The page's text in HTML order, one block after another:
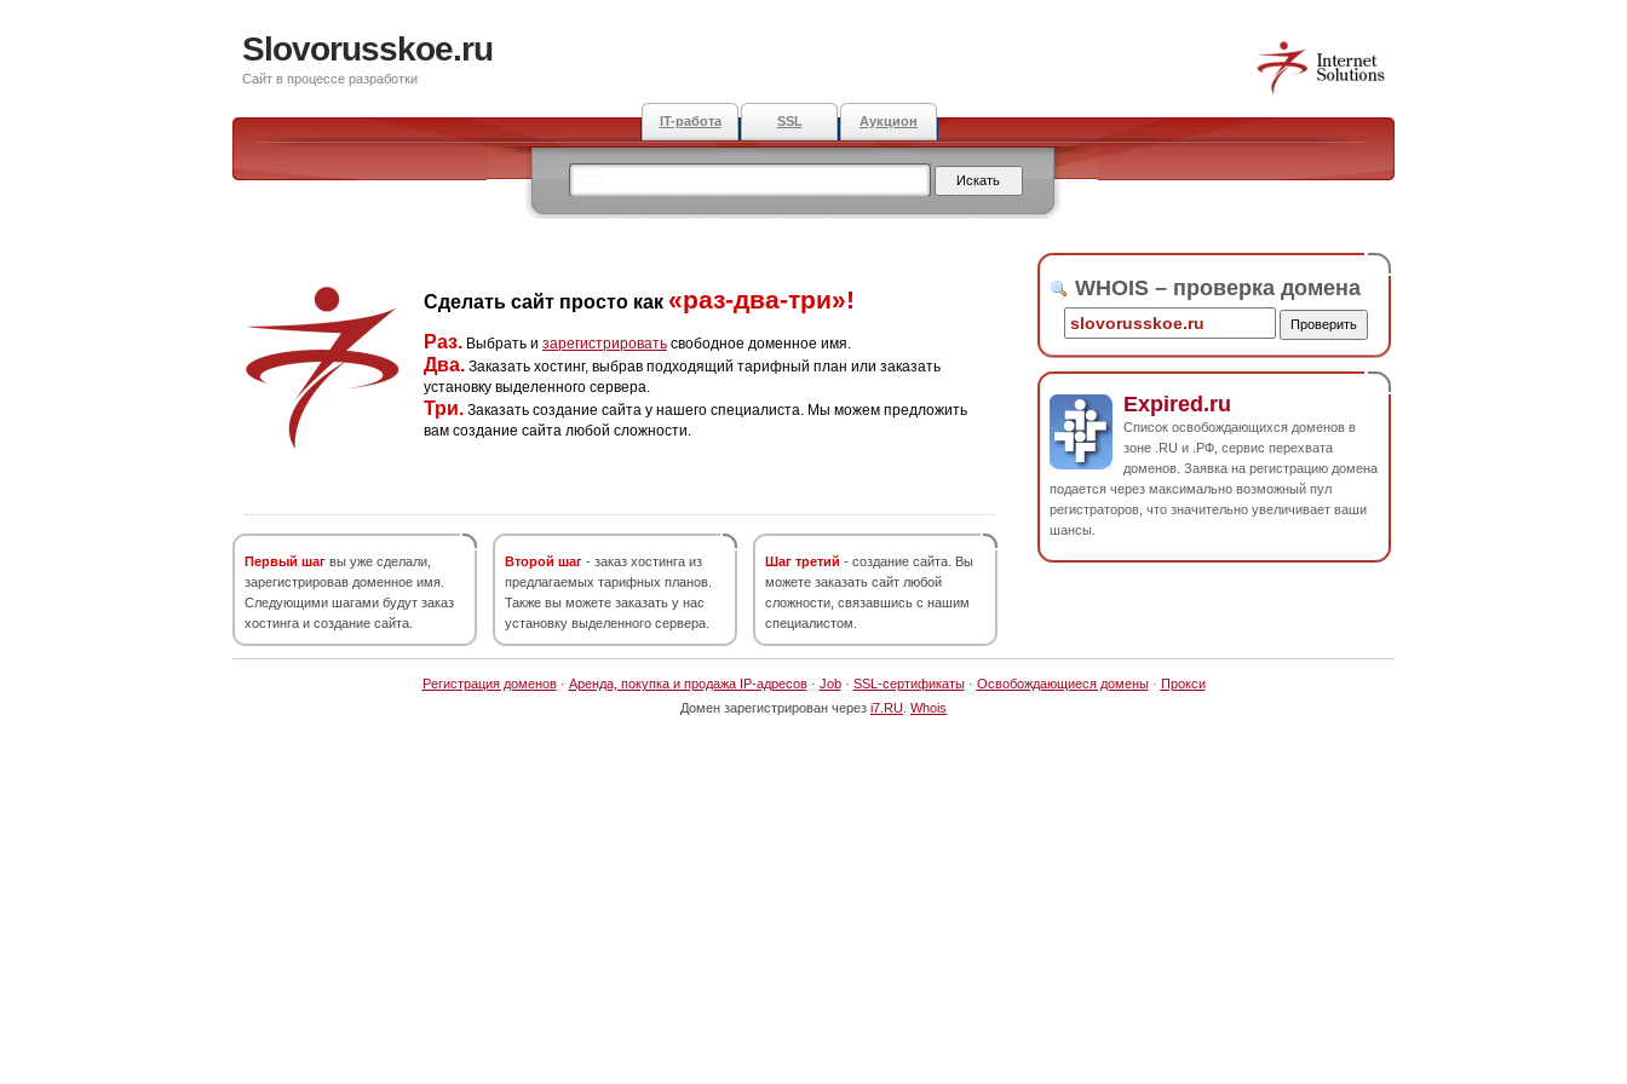
Slovorusskoe.ru
Сайт в процессе разработки
IT-работа SSL Аукцион
Сделать сайт просто как «раз-два-три»!
Раз. Выбрать и зарегистрировать свободное доменное имя.
Два. Заказать хостинг, выбрав подходящий тарифный план или заказать
установку выделенного сервера.
Три. Заказать создание сайта у нашего специалиста. Мы можем предложить
вам создание сайта любой сложности.
Первый шаг вы уже сделали,
зарегистрировав доменное имя.
Следующими шагами будут заказ
хостинга и создание сайта.
Второй шаг - заказ хостинга из
предлагаемых тарифных планов.
Также вы можете заказать у нас
установку выделенного сервера.
Шаг третий - создание сайта. Вы
можете заказать сайт любой
сложности, связавшись с нашим
специалистом.
WHOIS – проверка домена
Expired.ru
Список освобождающихся доменов в
зоне .RU и .РФ, сервис перехвата
доменов. Заявка на регистрацию домена
подается через максимально возможный пул
регистраторов, что значительно увеличивает ваши
шансы.
Регистрация доменов· Аренда, покупка и продажа IP-адресов· Job· SSL-сертификаты· Освобождающиеся домены· Прокси
Домен зарегистрирован через i7.RU Whois